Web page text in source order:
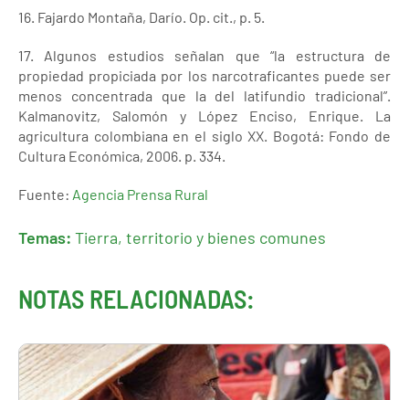
16. Fajardo Montaña, Darío. Op. cit., p. 5.
17. Algunos estudios señalan que “la estructura de
propiedad propiciada por los narcotraficantes puede ser
menos concentrada que la del latifundio tradicional”.
Kalmanovitz, Salomón y López Enciso, Enrique. La
agricultura colombiana en el siglo XX. Bogotá: Fondo de
Cultura Económica, 2006. p. 334.
Fuente: Agencia Prensa Rural
Temas: Tierra, territorio y bienes comunes
NOTAS RELACIONADAS: